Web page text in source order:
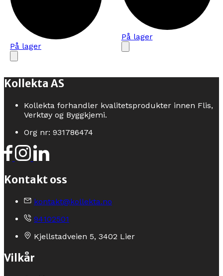
På lager
På lager
Kollekta AS
Kollekta forhandler kvalitetsprodukter innen Flis,
Verktøy og Byggkjemi.
Org nr: 931786474
Kontakt oss
kontakt@kollekta.no
94102501
Kjellstadveien 5, 3402 Lier
Vilkår